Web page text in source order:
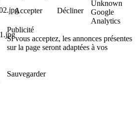
Accepter
Décliner
Unknown
Google
Analytics
Publicité
Si vous acceptez, les annonces présentes
sur la page seront adaptées à vos
Sauvegarder